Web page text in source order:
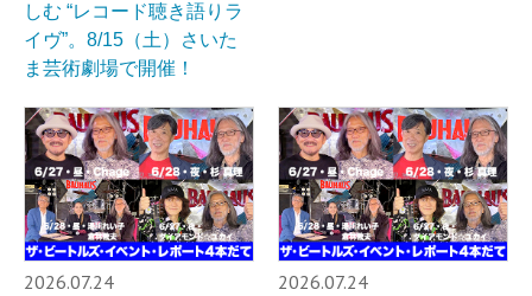
しむ “レコード聴き語りラ
イヴ”。8/15（土）さいた
ま芸術劇場で開催！
2026.07.24 2026.07.24